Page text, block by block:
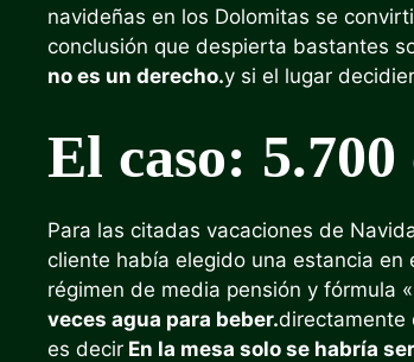
navideñas en los Dolomitas se
conclusión que despierta bastantes
no es un derecho.y si el lugar
El caso:
Para las citadas vacaciones de
cliente había elegido una estancia en
régimen de media pensión y fórmula
veces agua para beber.directamente
es decir En la mesa solo se habría